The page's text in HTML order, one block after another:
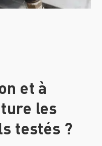
et à
les
testés ?